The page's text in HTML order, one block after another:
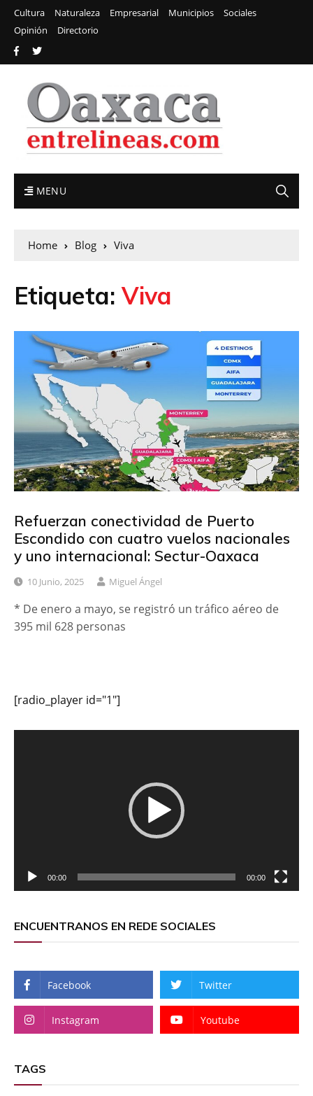
Cultura Naturaleza Empresarial Municipios
Sociales
Opinión
Directorio
MENU
Home Blog Viva
Etiqueta:Viva
Refuerzan conectividad de Puerto
Escondido con cuatro vuelos nacionales
y uno internacional: Sectur-Oaxaca
10 Junio, 2025 Miguel Ángel
* De enero a mayo, se registró un tráfico aéreo de
395 mil 628 personas
[radio_player id="1"]
00:00 00:00
ENCUENTRANOS EN REDE SOCIALES
Facebook Twitter
Instagram Youtube
TAGS